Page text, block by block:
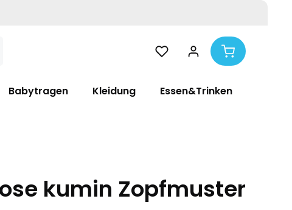
Babytragen Kleidung Essen&Trinken
kumin Zopfmuster